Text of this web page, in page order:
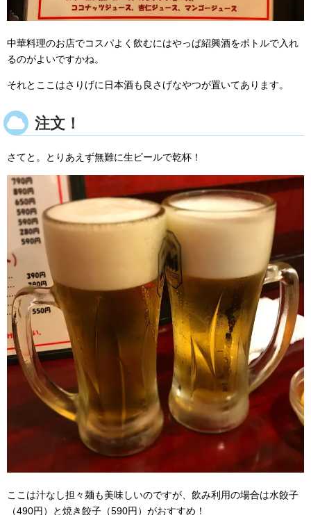
中華料理のお店でコスパよく飲むにはやっぱ紹興酒をボトルで入れ
るのがよいですかね。
それとここはさりげに日本酒も良さげなやつが置いてあります。
注文！
さてと。とりあえず無難に生ビールで乾杯！
ここは汁なし担々麺も美味しいのですが、飲み利用の場合は水餃子
（490円）と焼き餃子（590円）がおすすめ！